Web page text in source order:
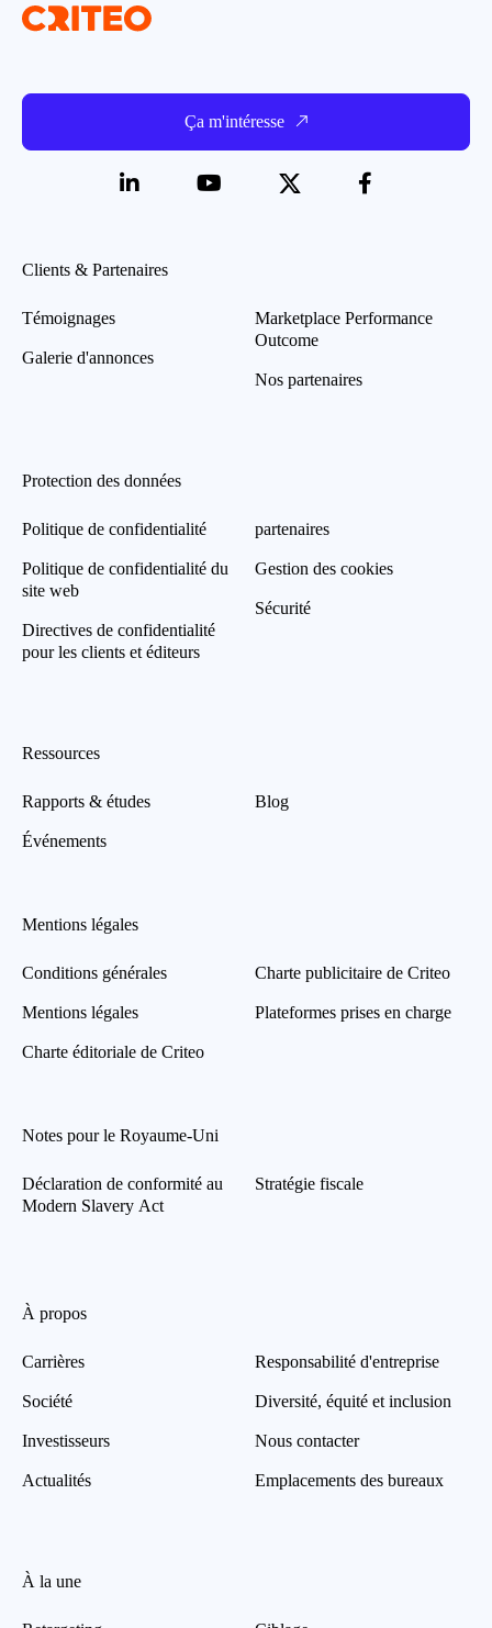
Ça m'intéresse
Clients & Partenaires
Témoignages
Galerie d'annonces
Marketplace Performance
Outcome
Nos partenaires
Protection des données
Politique de confidentialité
Politique de confidentialité du
site web
Directives de confidentialité
pour les clients et éditeurs
partenaires
Gestion des cookies
Sécurité
Ressources
Rapports & études
Événements
Blog
Mentions légales
Conditions générales
Mentions légales
Charte éditoriale de Criteo
Charte publicitaire de Criteo
Plateformes prises en charge
Notes pour le Royaume-Uni
Déclaration de conformité au
Modern Slavery Act
Stratégie fiscale
À propos
Carrières
Société
Investisseurs
Actualités
Responsabilité d'entreprise
Diversité, équité et inclusion
Nous contacter
Emplacements des bureaux
À la une